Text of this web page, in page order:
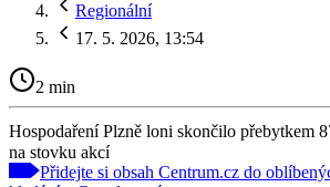
Regionální
17. 5. 2026, 13:54
2 min
Hospodaření Plzně loni skončilo přebytkem
na stovku akcí
Přidejte si obsah Centrum.cz do